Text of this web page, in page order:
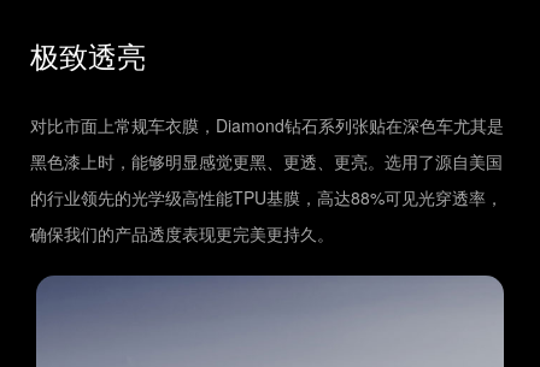
极致透亮
对比市面上常规车衣膜，Diamond钻石系列张贴在深色车尤其是
黑色漆上时，能够明显感觉更黑、更透、更亮。选用了源自美国
的行业领先的光学级高性能TPU基膜，高达88%可见光穿透率，
确保我们的产品透度表现更完美更持久。